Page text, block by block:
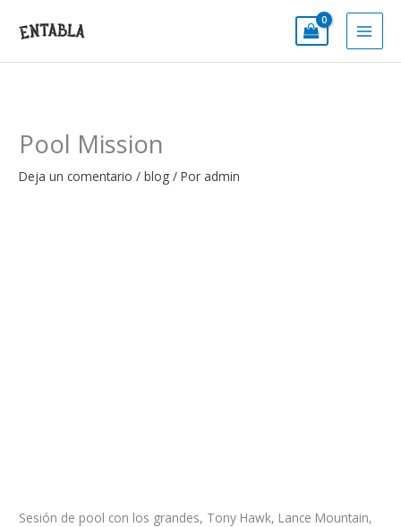
Pool Mission
Deja un comentario /blog / Por admin
Sesión de pool con los grandes, Tony Hawk, Lance Mountain,